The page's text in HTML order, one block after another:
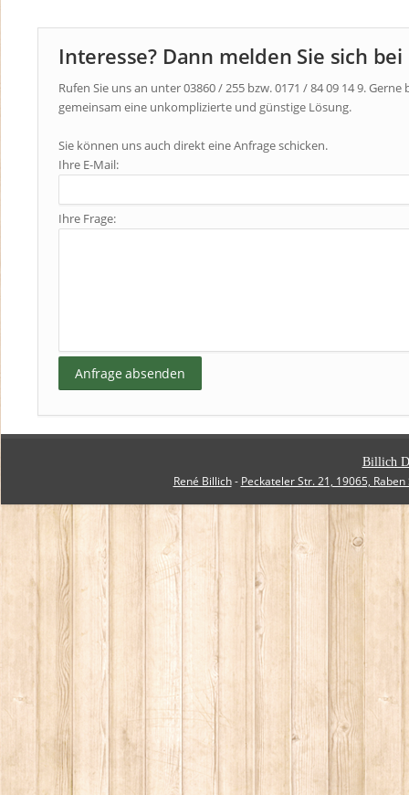
Interesse? Dann melden Sie sich bei
Rufen Sie uns an unter 03860 / 255 bzw. 0171 / 84 09 14 9.
gemeinsam eine unkomplizierte und günstige Lösung.
Sie können uns auch direkt eine Anfrage schicken.
Ihre E-Mail:
Ihre Frage:
Billich
René Billich- Peckateler Str. 21, 19065,